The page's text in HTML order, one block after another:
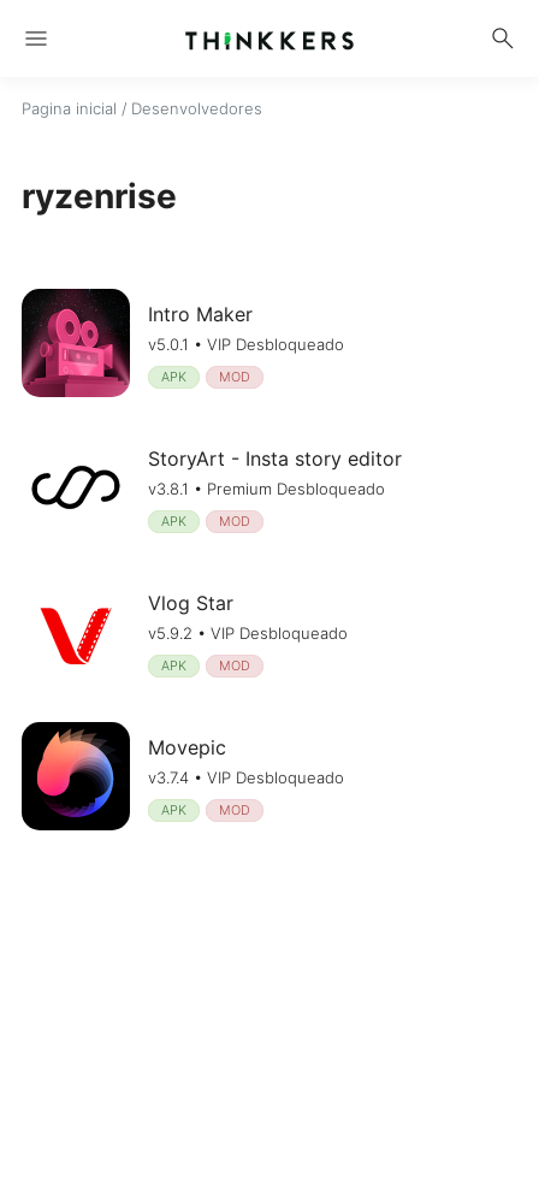
menu search
Pagina inicial / Desenvolvedores
ryzenrise
Intro Maker
v5.0.1 • VIP Desbloqueado
APK MOD
StoryArt - Insta story editor
v3.8.1 • Premium Desbloqueado
APK MOD
Vlog Star
v5.9.2 • VIP Desbloqueado
APK MOD
Movepic
v3.7.4 • VIP Desbloqueado
APK MOD